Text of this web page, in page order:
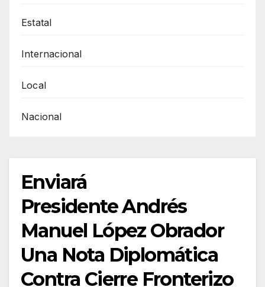
Estatal
Internacional
Local
Nacional
Enviará
Presidente Andrés
Manuel López Obrador
Una Nota Diplomática
Contra Cierre Fronterizo